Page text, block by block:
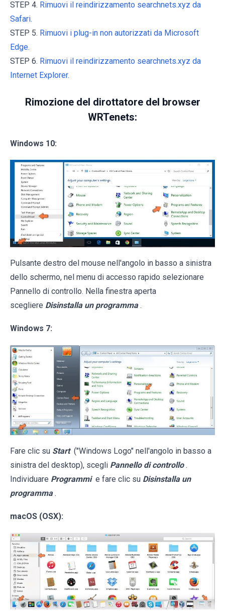
STEP 4. Rimuovi il reindirizzamento searchnets.xyz da
Safari.
STEP 5. Rimuovi i plug-in non autorizzati da Microsoft
Edge.
STEP 6. Rimuovi il reindirizzamento searchnets.xyz da
Internet Explorer.
Rimozione del dirottatore del browser
WRTenets:
Windows 10:
Pulsante destro del mouse nell'angolo in basso a sinistra
dello schermo, nel menu di accesso rapido selezionare
Pannello di controllo. Nella finestra aperta
scegliere Disinstalla un programma .
Windows 7:
Fare clic su Start ("Windows Logo" nell'angolo in basso a
sinistra del desktop), scegli Pannello di controllo .
Individuare Programmi e fare clic su Disinstalla un
programma .
macOS (OSX):